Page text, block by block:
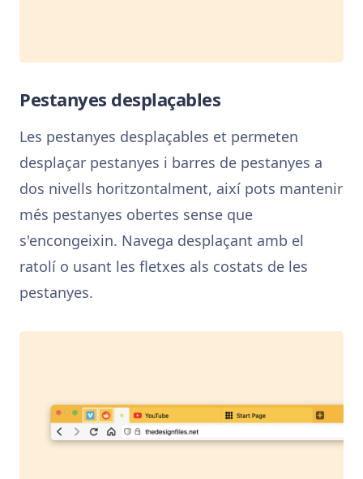
Pestanyes desplaçables
Les pestanyes desplaçables et permeten
desplaçar pestanyes i barres de pestanyes a
dos nivells horitzontalment, així pots mantenir
més pestanyes obertes sense que
s'encongeixin. Navega desplaçant amb el
ratolí o usant les fletxes als costats de les
pestanyes.